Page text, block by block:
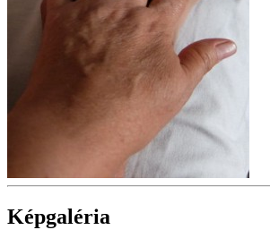
Képgaléria